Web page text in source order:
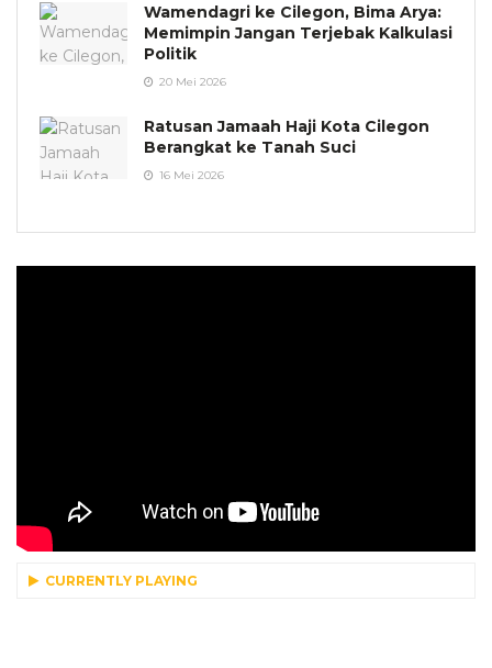
Wamendagri ke Cilegon, Bima Arya:
Memimpin Jangan Terjebak Kalkulasi
Politik
20 Mei 2026
Ratusan Jamaah Haji Kota Cilegon
Berangkat ke Tanah Suci
16 Mei 2026
CURRENTLY PLAYING